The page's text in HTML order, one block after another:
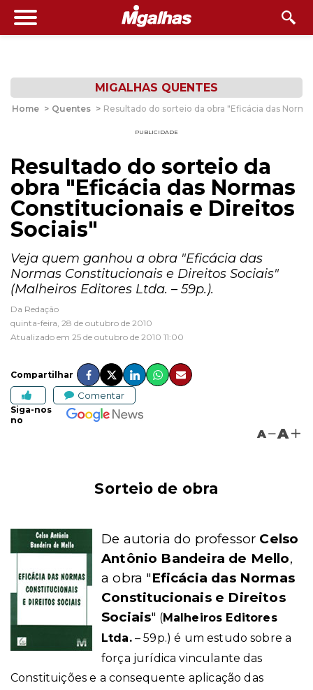
MIGALHAS QUENTES
Home > Quentes > Resultado do sorteio da obra "Eficácia das
PUBLICIDADE
Resultado do sorteio da
obra "Eficácia das Normas
Constitucionais e Direitos
Sociais"
Veja quem ganhou a obra "Eficácia das
Normas Constitucionais e Direitos Sociais"
(Malheiros Editores Ltda. – 59p.).
Da Redação
quinta-feira, 28 de outubro de 2010
Atualizado em 25 de outubro de 2010 11:00
Compartilhar
Comentar
Siga-nos
no
A A
Sorteio de obra
De autoria do professor Celso
Antônio Bandeira de Mello,
a obra "Eficácia das Normas
Constitucionais e Direitos
Sociais" (Malheiros Editores
Ltda.– 59p.) é um estudo sobre a
força jurídica vinculante das
Constituições e a consequente aplicação das